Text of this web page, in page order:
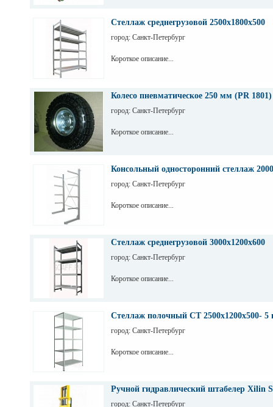
Стеллаж среднегрузовой 2500х1800х500
город: Санкт-Петербург
Короткое описание...
Колесо пневматическое 250 мм (PR 1801)
город: Санкт-Петербург
Короткое описание...
Консольный односторонний стеллаж
город: Санкт-Петербург
Короткое описание...
Стеллаж среднегрузовой 3000х1200х600
город: Санкт-Петербург
Короткое описание...
Стеллаж полочный СТ 2500х1200х500- 5
город: Санкт-Петербург
Короткое описание...
Ручной гидравлический штабелер Xilin
город: Санкт-Петербург